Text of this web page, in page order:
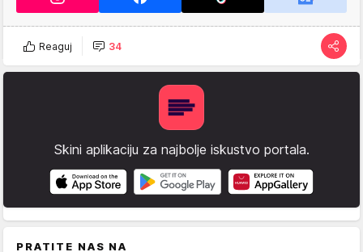
Reaguj 34
Skini aplikaciju za najbolje iskustvo portala.
PRATITE NAS NA